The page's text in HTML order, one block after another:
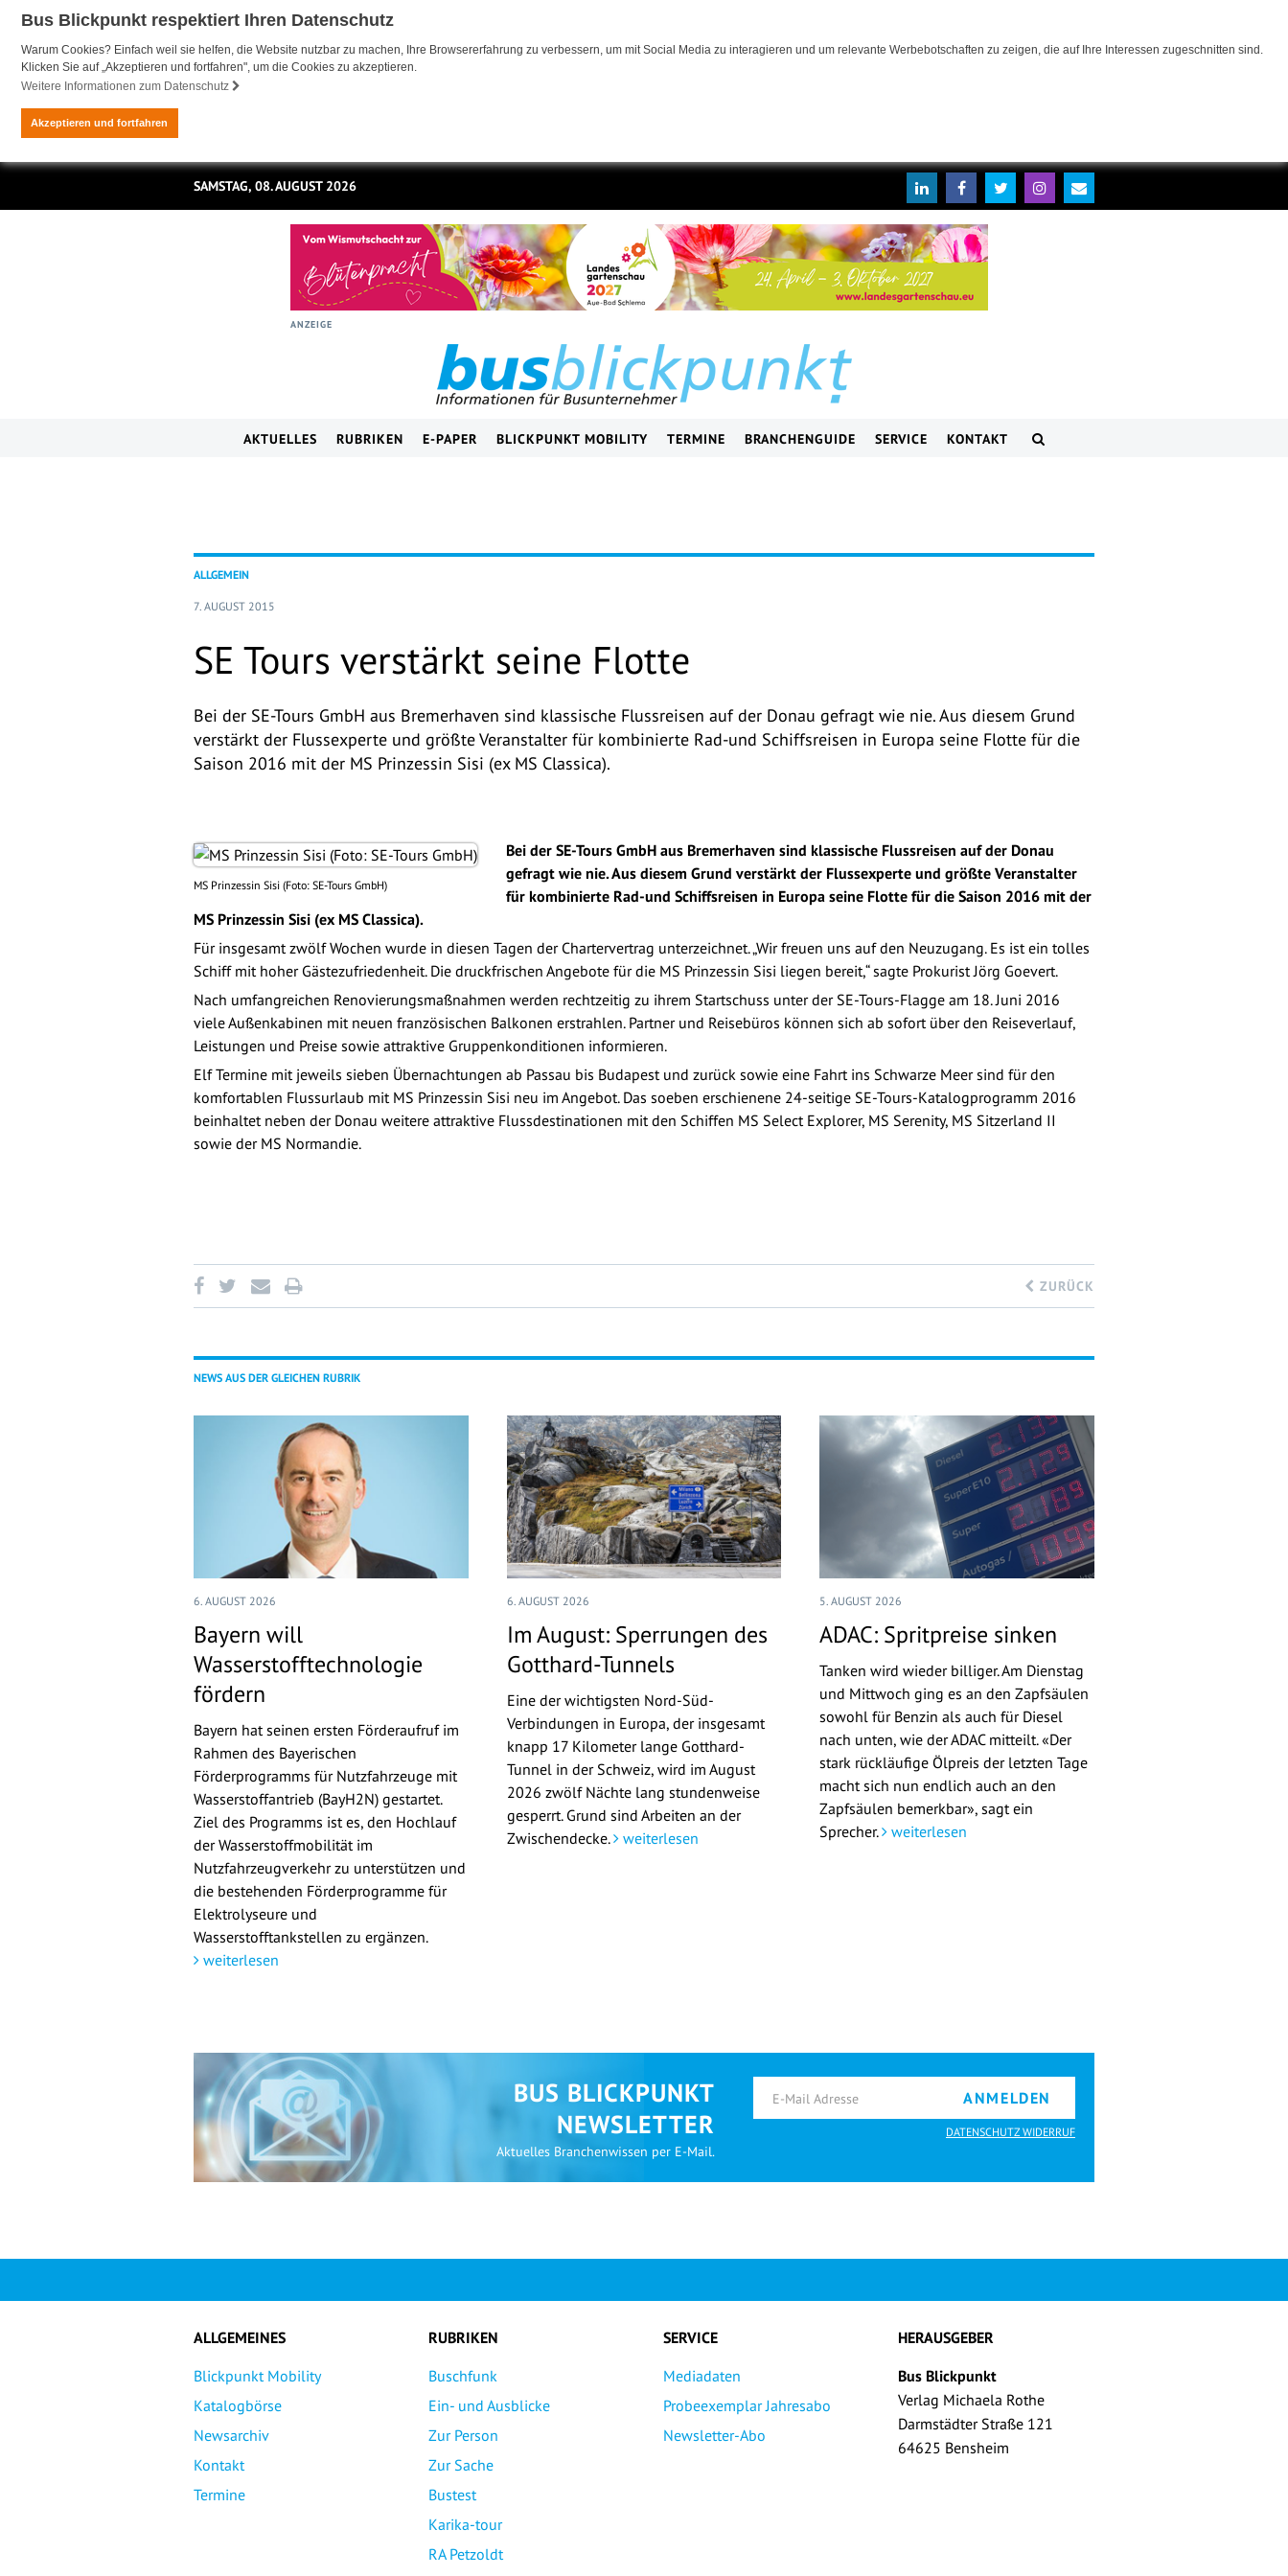
Bus Blickpunkt respektiert Ihren Datenschutz
Warum Cookies? Einfach weil sie helfen, die Website nutzbar zu machen, Ihre Browsererfahrung zu verbessern, um mit Social Media zu interagieren und um relevante Werbebotschaften zu zeigen, die auf Ihre Interessen zugeschnitten sind.
Klicken Sie auf „Akzeptieren und fortfahren", um die Cookies zu akzeptieren.
Weitere Informationen zum Datenschutz
Akzeptieren und fortfahren
SAMSTAG, 08. AUGUST 2026
ANZEIGE
AKTUELLES RUBRIKEN E-PAPER BLICKPUNKT MOBILITY TERMINE BRANCHENGUIDE SERVICE KONTAKT
ALLGEMEIN
7. AUGUST 2015
SE Tours verstärkt seine Flotte
Bei der SE-Tours GmbH aus Bremerhaven sind klassische Flussreisen auf der Donau gefragt wie nie. Aus diesem Grund
verstärkt der Flussexperte und größte Veranstalter für kombinierte Rad-und Schiffsreisen in Europa seine Flotte für die
Saison 2016 mit der MS Prinzessin Sisi (ex MS Classica).
MS Prinzessin Sisi (Foto: SE-Tours GmbH)
Bei der SE-Tours GmbH aus Bremerhaven sind klassische Flussreisen auf der Donau
gefragt wie nie. Aus diesem Grund verstärkt der Flussexperte und größte Veranstalter
für kombinierte Rad-und Schiffsreisen in Europa seine Flotte für die Saison 2016 mit der
MS Prinzessin Sisi (ex MS Classica).
Für insgesamt zwölf Wochen wurde in diesen Tagen der Chartervertrag unterzeichnet. „Wir freuen uns auf den Neuzugang. Es ist ein tolles
Schiff mit hoher Gästezufriedenheit. Die druckfrischen Angebote für die MS Prinzessin Sisi liegen bereit,“ sagte Prokurist Jörg Goevert.
Nach umfangreichen Renovierungsmaßnahmen werden rechtzeitig zu ihrem Startschuss unter der SE-Tours-Flagge am 18. Juni 2016
viele Außenkabinen mit neuen französischen Balkonen erstrahlen. Partner und Reisebüros können sich ab sofort über den Reiseverlauf,
Leistungen und Preise sowie attraktive Gruppenkonditionen informieren.
Elf Termine mit jeweils sieben Übernachtungen ab Passau bis Budapest und zurück sowie eine Fahrt ins Schwarze Meer sind für den
komfortablen Flussurlaub mit MS Prinzessin Sisi neu im Angebot. Das soeben erschienene 24-seitige SE-Tours-Katalogprogramm 2016
beinhaltet neben der Donau weitere attraktive Flussdestinationen mit den Schiffen MS Select Explorer, MS Serenity, MS Sitzerland II
sowie der MS Normandie.
ZURÜCK
NEWS AUS DER GLEICHEN RUBRIK
6. AUGUST 2026
Bayern will
Wasserstofftechnologie
fördern
Bayern hat seinen ersten Förderaufruf im
Rahmen des Bayerischen
Förderprogramms für Nutzfahrzeuge mit
Wasserstoffantrieb (BayH2N) gestartet.
Ziel des Programms ist es, den Hochlauf
der Wasserstoffmobilität im
Nutzfahrzeugverkehr zu unterstützen und
die bestehenden Förderprogramme für
Elektrolyseure und
Wasserstofftankstellen zu ergänzen.
weiterlesen
6. AUGUST 2026
Im August: Sperrungen des
Gotthard-Tunnels
Eine der wichtigsten Nord-Süd-
Verbindungen in Europa, der insgesamt
knapp 17 Kilometer lange Gotthard-
Tunnel in der Schweiz, wird im August
2026 zwölf Nächte lang stundenweise
gesperrt. Grund sind Arbeiten an der
Zwischendecke. weiterlesen
5. AUGUST 2026
ADAC: Spritpreise sinken
Tanken wird wieder billiger. Am Dienstag
und Mittwoch ging es an den Zapfsäulen
sowohl für Benzin als auch für Diesel
nach unten, wie der ADAC mitteilt. «Der
stark rückläufige Ölpreis der letzten Tage
macht sich nun endlich auch an den
Zapfsäulen bemerkbar», sagt ein
Sprecher. weiterlesen
BUS BLICKPUNKT
NEWSLETTER
Aktuelles Branchenwissen per E-Mail.
ANMELDEN
DATENSCHUTZ WIDERRUF
ALLGEMEINES
Blickpunkt Mobility
Katalogbörse
Newsarchiv
Kontakt
Termine
RUBRIKEN
Buschfunk
Ein- und Ausblicke
Zur Person
Zur Sache
Bustest
Karika-tour
RA Petzoldt
SERVICE
Mediadaten
Probeexemplar Jahresabo
Newsletter-Abo
HERAUSGEBER
Bus Blickpunkt
Verlag Michaela Rothe
Darmstädter Straße 121
64625 Bensheim